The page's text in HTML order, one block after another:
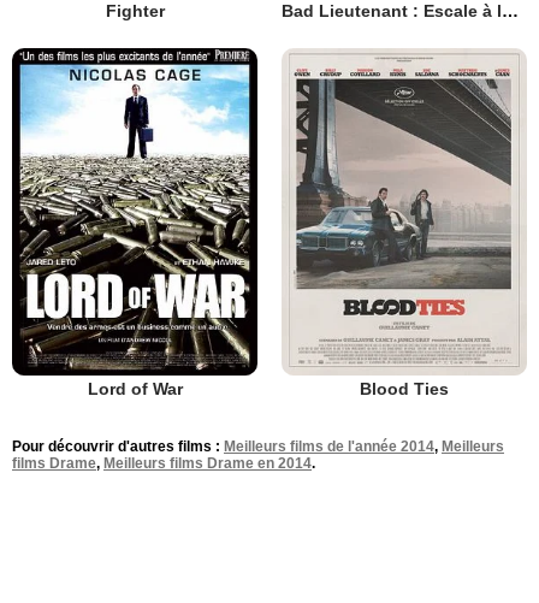
Fighter Bad Lieutenant : Escale à la Nouvelle-Orléans
Lord of War Blood Ties
Pour découvrir d'autres films : Meilleurs films de l'année 2014, Meilleurs
films Drame, Meilleurs films Drame en 2014.